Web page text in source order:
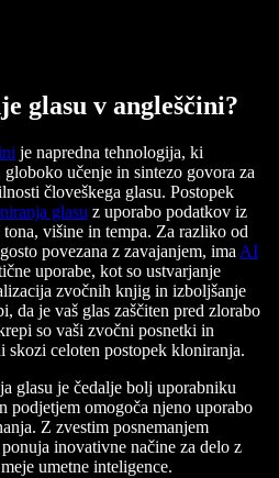
glasu v angleščini?
je napredna tehnologija, ki
učenje in sintezo govora za
človeškega glasu. Postopek
glasu z uporabo podatkov iz
višine in tempa. Za razliko od
povezana z zavajanjem, ima AI
uporabe, kot so ustvarjanje
zvočnih knjig in izboljšanje
da je vaš glas zaščiten pred zlorabo
so vaši zvočni posnetki in
skozi celoten postopek kloniranja.
glasu je čedalje bolj uporabniku
podjetjem omogoča njeno uporabo
Z zvestim posnemanjem
inovativne načine za delo z
umetne inteligence.